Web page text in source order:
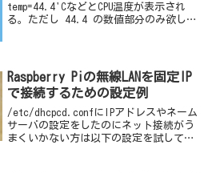
temp=44.4'CなどとCPU温度が表示され
る。ただし 44.4 の数値部分のみ欲し
Raspberry Piの無線LANを固定IP
で接続するための設定例
/etc/dhcpcd.confにIPアドレスやネーム
サーバの設定をしたのにネット接続がう
まくいかない方は以下の設定を試してみ